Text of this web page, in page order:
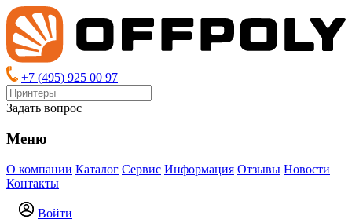
+7 (495) 925 00 97
Задать вопрос
Меню
О компании Каталог Сервис Информация Отзывы Новости
Контакты
Войти